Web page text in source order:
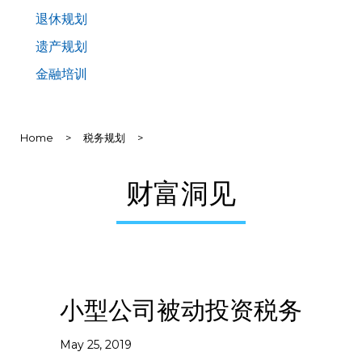
退休规划
遗产规划
金融培训
Home > 税务规划 >
财富洞见
小型公司被动投资税务
May 25, 2019